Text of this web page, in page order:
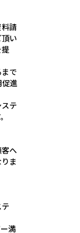
料請
い
で
進
テ
へ
ま
満